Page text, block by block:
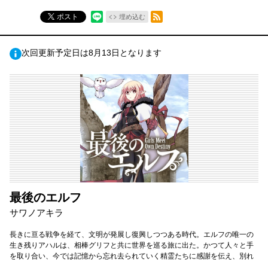
ポスト 埋め込む
RSSフィード
次回更新予定日は8月13日となります
最後のエルフ
サワノアキラ
長きに亘る戦争を経て、文明が発展し復興しつつある時代。エルフの唯一の
生き残りアハルは、相棒グリフと共に世界を巡る旅に出た。かつて人々と手
を取り合い、今では記憶から忘れ去られていく精霊たちに感謝を伝え、別れ